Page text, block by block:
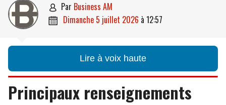
 par Business AM
 dimanche 5 juillet 2026 à 12:57
Lire à voix haute
Principaux renseignements